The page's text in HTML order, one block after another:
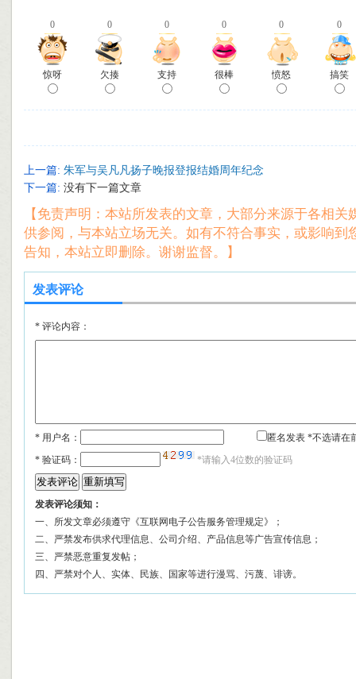
0 0 0 0 0 0
惊呀 欠揍 支持 很棒 愤怒 搞笑
上一篇: 朱军与吴凡凡扬子晚报登报结婚周年纪念
下一篇: 没有下一篇文章
【免责声明：本站所发表的文章，大部分来源于各相关
供参阅，与本站立场无关。如有不符合事实，或影响到
告知，本站立即删除。谢谢监督。】
发表评论
* 评论内容：
* 用户名：
匿名发表 *不选请在
* 验证码： *请输入4位数的验证码
发表评论须知：
一、所发文章必须遵守《互联网电子公告服务管理规定》；
二、严禁发布供求代理信息、公司介绍、产品信息等广告宣传信息；
三、严禁恶意重复发帖；
四、严禁对个人、实体、民族、国家等进行漫骂、污蔑、诽谤。